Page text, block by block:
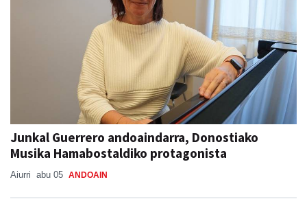
Junkal Guerrero andoaindarra, Donostiako
Musika Hamabostaldiko protagonista
Aiurri abu 05 ANDOAIN